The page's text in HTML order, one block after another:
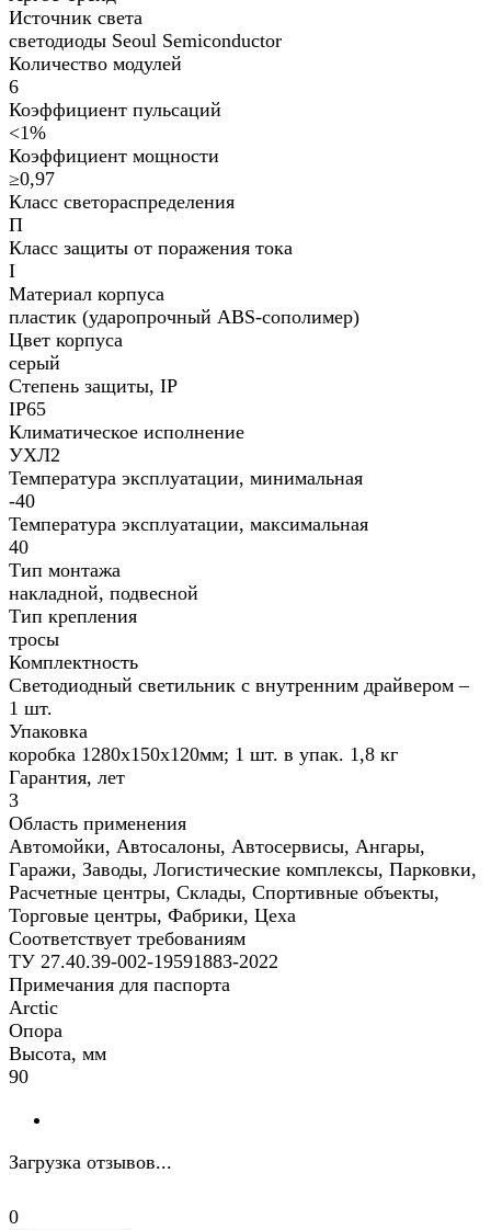
Источник света
светодиоды Seoul Semiconductor
Количество модулей
6
Коэффициент пульсаций
<1%
Коэффициент мощности
≥0,97
Класс светораспределения
П
Класс защиты от поражения тока
I
Материал корпуса
пластик (ударопрочный ABS-сополимер)
Цвет корпуса
серый
Степень защиты, IP
IP65
Климатическое исполнение
УХЛ2
Температура эксплуатации, минимальная
-40
Температура эксплуатации, максимальная
40
Тип монтажа
накладной, подвесной
Тип крепления
тросы
Комплектность
Светодиодный светильник с внутренним драйвером –
1 шт.
Упаковка
коробка 1280х150х120мм; 1 шт. в упак. 1,8 кг
Гарантия, лет
3
Область применения
Автомойки, Автосалоны, Автосервисы, Ангары,
Гаражи, Заводы, Логистические комплексы, Парковки,
Расчетные центры, Склады, Спортивные объекты,
Торговые центры, Фабрики, Цеха
Соответствует требованиям
ТУ 27.40.39-002-19591883-2022
Примечания для паспорта
Arctic
Опора
Высота, мм
90
Загрузка отзывов...
0